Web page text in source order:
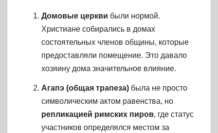
Домовые церкви были нормой.
Христиане собирались в домах
состоятельных членов общины, которые
предоставляли помещение. Это давало
хозяину дома значительное влияние.
Агапэ (общая трапеза) была не просто
символическим актом равенства, но
репликацией римских пиров, где статус
участников определялся местом за